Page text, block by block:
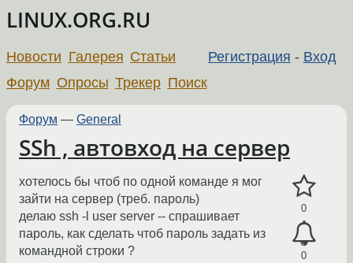
LINUX.ORG.RU
Регистрация - Вход
Новости Галерея Статьи
Форум Опросы Трекер Поиск
Форум — General
SSh , автовход на сервер
0
0
хотелось бы чтоб по одной команде я мог
зайти на сервер (треб. пароль)
делаю ssh -l user server -- спрашивает
пароль, как сделать чтоб пароль задать из
командной строки ?